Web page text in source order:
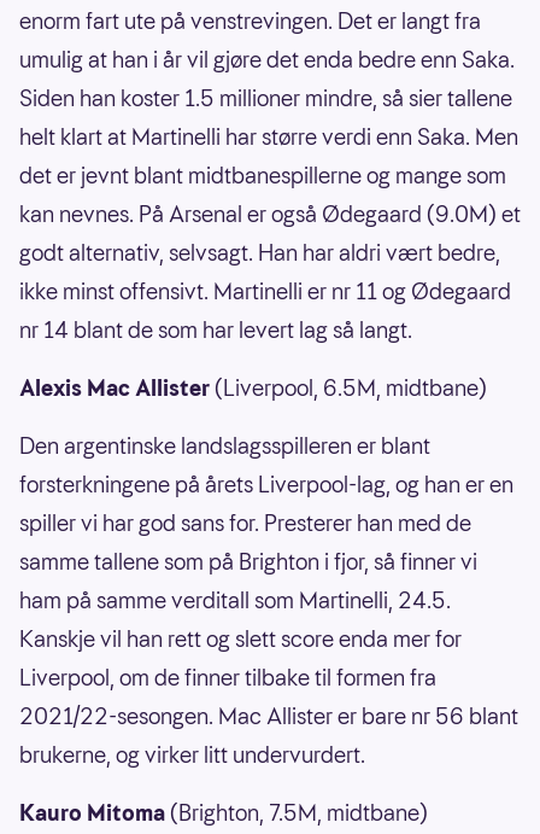
enorm fart ute på venstrevingen. Det er langt fra
umulig at han i år vil gjøre det enda bedre enn Saka.
Siden han koster 1.5 millioner mindre, så sier tallene
helt klart at Martinelli har større verdi enn Saka. Men
det er jevnt blant midtbanespillerne og mange som
kan nevnes. På Arsenal er også Ødegaard (9.0M) et
godt alternativ, selvsagt. Han har aldri vært bedre,
ikke minst offensivt. Martinelli er nr 11 og Ødegaard
nr 14 blant de som har levert lag så langt.
Alexis Mac Allister (Liverpool, 6.5M, midtbane)
Den argentinske landslagsspilleren er blant
forsterkningene på årets Liverpool-lag, og han er en
spiller vi har god sans for. Presterer han med de
samme tallene som på Brighton i fjor, så finner vi
ham på samme verditall som Martinelli, 24.5.
Kanskje vil han rett og slett score enda mer for
Liverpool, om de finner tilbake til formen fra
2021/22-sesongen. Mac Allister er bare nr 56 blant
brukerne, og virker litt undervurdert.
Kauro Mitoma (Brighton, 7.5M, midtbane)